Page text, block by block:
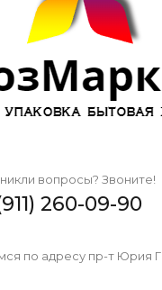
вопросы? Звоните!
260-09-90
по адресу пр-т Юрия